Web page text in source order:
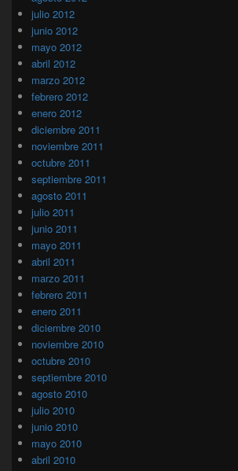
julio 2012
junio 2012
mayo 2012
abril 2012
marzo 2012
febrero 2012
enero 2012
diciembre 2011
noviembre 2011
octubre 2011
septiembre 2011
agosto 2011
julio 2011
junio 2011
mayo 2011
abril 2011
marzo 2011
febrero 2011
enero 2011
diciembre 2010
noviembre 2010
octubre 2010
septiembre 2010
agosto 2010
julio 2010
junio 2010
mayo 2010
abril 2010